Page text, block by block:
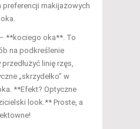
makijażowych
**kociego oka**. To
na podkreślenie
linię rzęs,
„skrzydełko” w
**Efekt? Optyczne
look.** Proste, a